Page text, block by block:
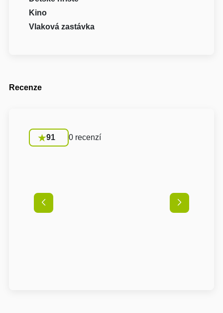
Kino
Vlaková zastávka
Recenze
91 0 recenzí